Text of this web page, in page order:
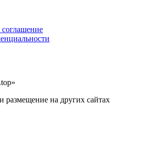
соглашение
размещение на других сайтах